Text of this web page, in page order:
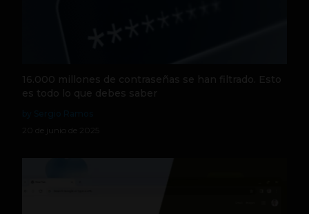
16.000 millones de contraseñas se han filtrado. Esto
es todo lo que debes saber
20 de junio de 2025